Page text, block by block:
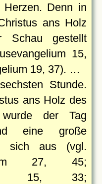
Denn in
ans Holz
Schau gestellt
15,
19, 37). …
Stunde.
ans Holz des
der Tag
eine große
sich aus (vgl.
27, 45;
15, 33;